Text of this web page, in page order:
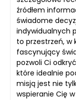
źródłem
świadome
indywidualnych
to przestrzeń, w
fascynujący
pozwoli Ci
które idealnie
misją jest nie
wspieranie Cię